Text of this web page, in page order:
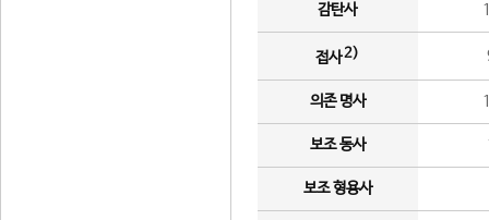
감탄사
접사2)
의존 명사
보조 동사
보조 형용사